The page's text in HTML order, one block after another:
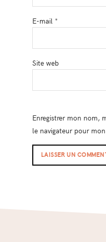
E-mail *
Site web
Enregistrer mon nom,
le navigateur pour